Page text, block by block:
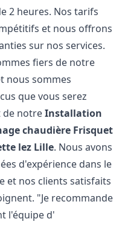
2 heures. Nos tarifs
et nous offrons
sur nos services.
fiers de notre
nous sommes
que vous serez
de notreInstallation
chaudière Frisquet
lez Lille. Nous avons
d'expérience dans le
et nos clients satisfaits
"Je recommande
l'équipe d'